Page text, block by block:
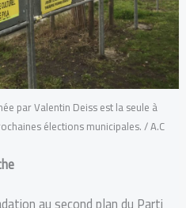
par Valentin Deiss est la seule à
élections municipales. / A.C